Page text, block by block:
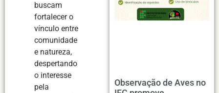
buscam
fortalecer o
vínculo entre
comunidade
e natureza,
despertando
o interesse
pela
Observação de Aves no